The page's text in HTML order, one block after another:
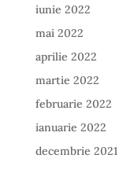
iunie 2022
mai 2022
aprilie 2022
martie 2022
februarie 2022
ianuarie 2022
decembrie 2021